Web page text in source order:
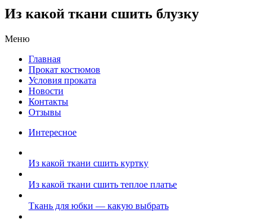
Из какой ткани сшить блузку
Меню
Главная
Прокат костюмов
Условия проката
Новости
Контакты
Отзывы
Интересное
Из какой ткани сшить куртку
Из какой ткани сшить теплое платье
Ткань для юбки — какую выбрать